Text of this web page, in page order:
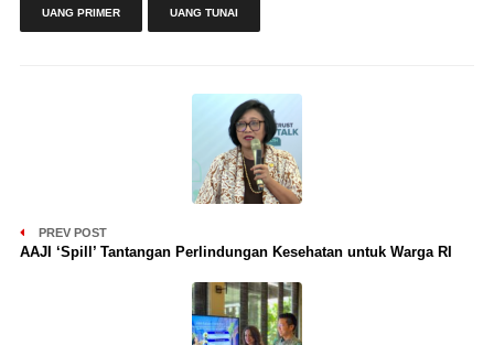
UANG PRIMER UANG TUNAI
PREV POST
AAJI ‘Spill’ Tantangan Perlindungan Kesehatan untuk Warga RI